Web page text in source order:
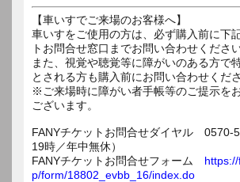
【車いすでご来場のお客様へ】
車いすをご使用の方は、必ず購入前に下
トお問合せ窓口までお問い合わせください
また、視覚や聴覚等に障がいのある方で
とされる方も購入前にお問い合わせくださ
※ご来場時に障がい者手帳等のご提示を
ございます。
FANYチケットお問合せダイヤル 0570-
19時／年中無休）
FANYチケットお問合せフォーム
p/form/18802_evbb_16/index.do